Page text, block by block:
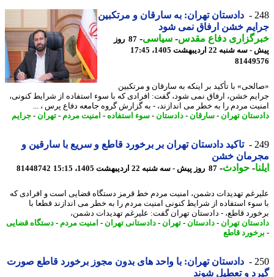
دادستان تهران: به سارقان و مرتکبین
خشن ارفاق نمی شود
دفاع مقدس-سیاسی-
87 روز
شنبه 22 اردیبهشت 1405، 17:45
با تأکید بر اینکه به سارقان و مرتکبین
خشن، ارفاق نمی شود، گفت: افرادی که با سوء استفاده از شرایط کنونی،
مردم را به خطر می اندازند، - به گزارش گروه جامعه دفاع پرس ، ...
تهران- سارقان -دادستان-سوء استفاده-امنیت مردم- تهران- جرایم
تاکید دادستان تهران بر برخورد قاطع و سریع با سارقین و
خشن
-حوادث -87 روز پیش - سه شنبه 22 اردیبهشت 1405، 15:15 81448742
تهدیدات دشمن، امنیت مردم خط قرمز دستگاه قضایی است و افرادی که
استفاده از شرایط کنونی امنیت مردم را به خطر می اندازند قطعا با
قاطع، - دادستان تهران گفت: علیرغم تهدیدات دشمن،
تهران- دادستان-تهران- دادستانی تهران- امنیت مردم- دستگاه قضایی
قاطع
دادستان تهران: با واحد های بدون مجوز برخورد قاطع صورت
و تعطیل شوند